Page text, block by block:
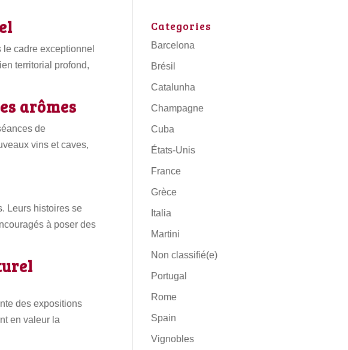
le cadre exceptionnel
territorial profond,
arômes
de
vins et caves,
Leurs histoires se
à poser des
des expositions
en valeur la
Categories
Barcelona
Brésil
Catalunha
Champagne
Cuba
États-Unis
France
Grèce
Italia
Martini
Non classifié(e)
Portugal
Rome
Spain
Vignobles